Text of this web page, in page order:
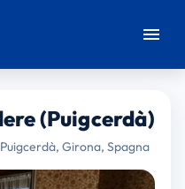
(Puigcerdà)
Girona, Spagna